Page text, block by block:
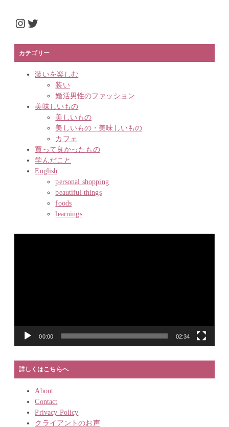
Instagram
Twitter
カテゴリー
装いを楽しむ
装い
婚活男性のファッション
美味しいもの
美しいもの
美しいもの・美味しいもの
カフェ
買って良かったもの
学んだこと
English
personal shopping
beautiful things
foods
learnings
00:00 02:34
詳しくはこちらへ
About
Contact
Privacy Policy
クライアントのお声